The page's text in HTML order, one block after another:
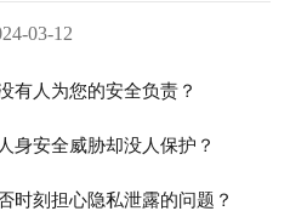
03-12
人为您的安全负责？
安全威胁却没人保护？
刻担心隐私泄露的问题？